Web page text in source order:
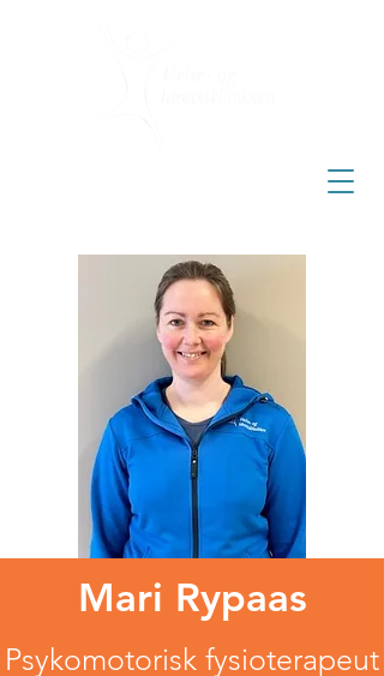
Mari Rypaas
Psykomotorisk fysioterapeut